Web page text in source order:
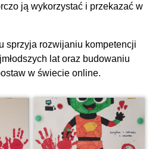
ją wykorzystać i przekazać w
sprzyja rozwijaniu kompetencji
lat oraz budowaniu
w świecie online.